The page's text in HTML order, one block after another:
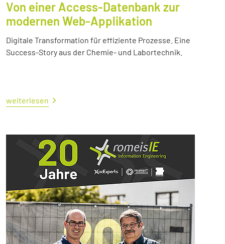
Von einer Access-Datenbank zur
modernen Web-Applikation
Digitale Transformation für effiziente Prozesse. Eine
Success-Story aus der Chemie- und Labortechnik.
weiterlesen